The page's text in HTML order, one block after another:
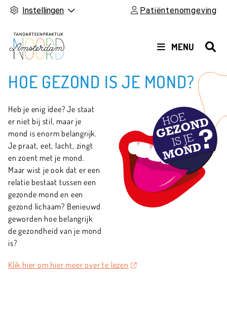
Instellingen Patiëntenomgeving
MENU
HOE GEZOND IS JE MOND?
Heb je enig idee? Je staat
er niet bij stil, maar je
mond is enorm belangrijk.
Je praat, eet, lacht, zingt
en zoent met je mond.
Maar wist je ook dat er een
relatie bestaat tussen een
gezonde mond en een
gezond lichaam? Benieuwd
geworden hoe belangrijk
de gezondheid van je mond
is?
Klik hier om hier meer over te lezen